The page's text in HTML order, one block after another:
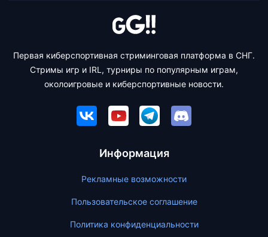
Первая киберспортивная стриминговая платформа в СНГ.
Стримы игр и IRL, турниры по популярным играм,
околоигровые и киберспортивные новости.
Информация
Рекламные возможности
Пользовательское соглашение
Политика конфиденциальности